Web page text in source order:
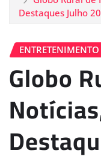
Destaques Julho
ENTRETENIMENTO
Globo